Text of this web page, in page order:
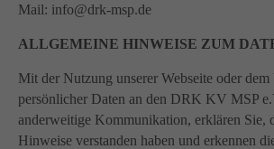
Mail: info@drk-msp.de
ALLGEMEINE HINWEISE ZUM
Mit der Nutzung unserer Webseite oder
persönlicher Daten an den DRK KV MSP
anderweitige Kommunikation, erklären Sie,
Hinweise verstanden haben und erkennen